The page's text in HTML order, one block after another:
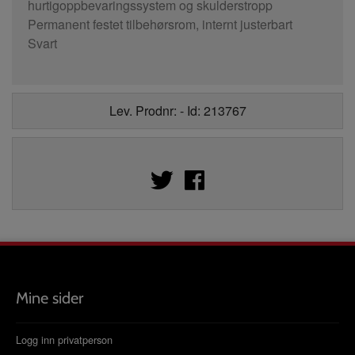
hurtigoppbevaringssystem og skulderstropp
Permanent festet tilbehørsrom, internt justerbart
Svart
Lev. Prodnr: - Id: 213767
Mine sider
Logg inn privatperson